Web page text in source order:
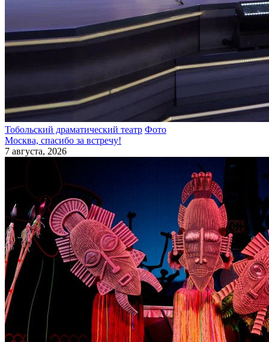
Тобольский драматический театр Фото
Москва, спасибо за встречу!
7 августа, 2026